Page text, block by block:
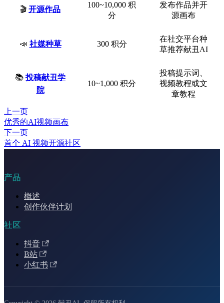
🎬 开源作品
100~10,000 积
分
发布作品并开
源画布
📣 社媒种草 300 积分
在社交平台种
草推荐献丑AI
📚投稿献丑学
院
10~1,000 积分
投稿提示词、
视频教程或文
章教程
上一页
优秀的AI视频画布
下一页
首个 AI 视频开源社区
产品
概述
创作伙伴计划
社区
抖音
B站
小红书